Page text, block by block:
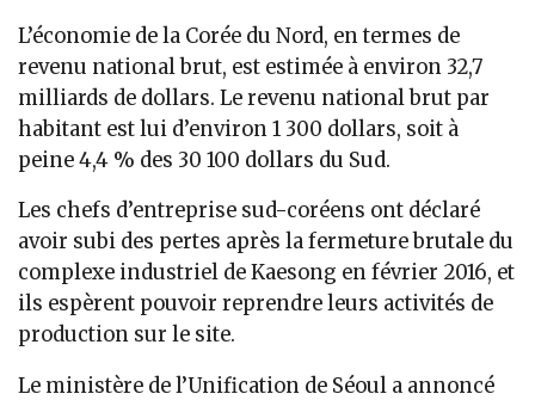
L’économie de la Corée du Nord, en termes de
revenu national brut, est estimée à environ 32,7
milliards de dollars. Le revenu national brut par
habitant est lui d’environ 1 300 dollars, soit à
peine 4,4 % des 30 100 dollars du Sud.
Les chefs d’entreprise sud-coréens ont déclaré
avoir subi des pertes après la fermeture brutale du
complexe industriel de Kaesong en février 2016, et
ils espèrent pouvoir reprendre leurs activités de
production sur le site.
Le ministère de l’Unification de Séoul a annoncé